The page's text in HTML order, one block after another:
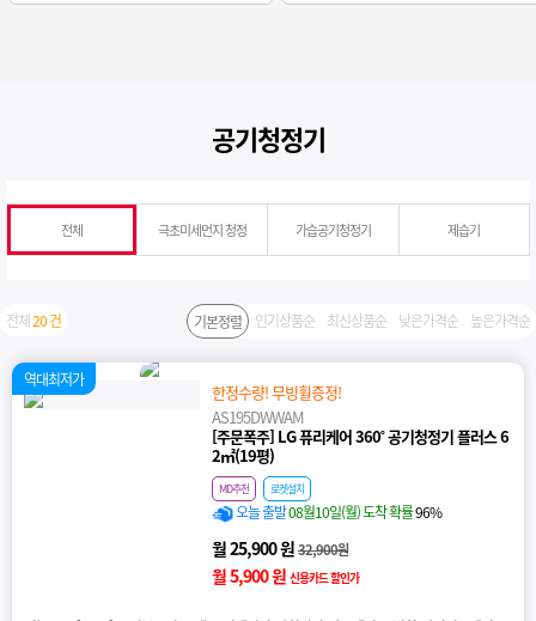
공기청정기
전체 극초미세먼지 청정 가습공기청정기 제습기
전체20 건 기본정렬 인기상품순 최신상품순 낮은가격순 높은가격순
역대최저가
한정수량! 무빙휠증정!
AS195DWWAM
[주문폭주] LG 퓨리케어 360˚ 공기청정기 플러스 6
2㎡(19평)
MD추천 로켓설치
오늘 출발08월10일(월) 도착 확률96%
월 25,900 원32,900원
월 5,900 원 신용카드 할인가